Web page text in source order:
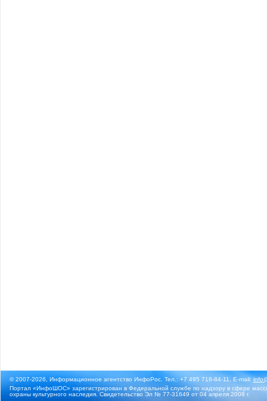
© 2007-2026, Информационное агентство ИнфоРос. Тел.: +7 495 718-84-11, E-mail:
Портал «ИнфоШОС» зарегистрирован в Федеральной службе по надзору в сфере
охраны культурного наследия. Свидетельство Эл № 77-31649 от 04 апреля 2008 г.